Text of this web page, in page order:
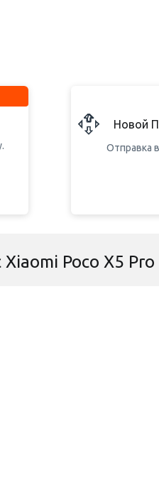
Новой
Отправка
Poco X5